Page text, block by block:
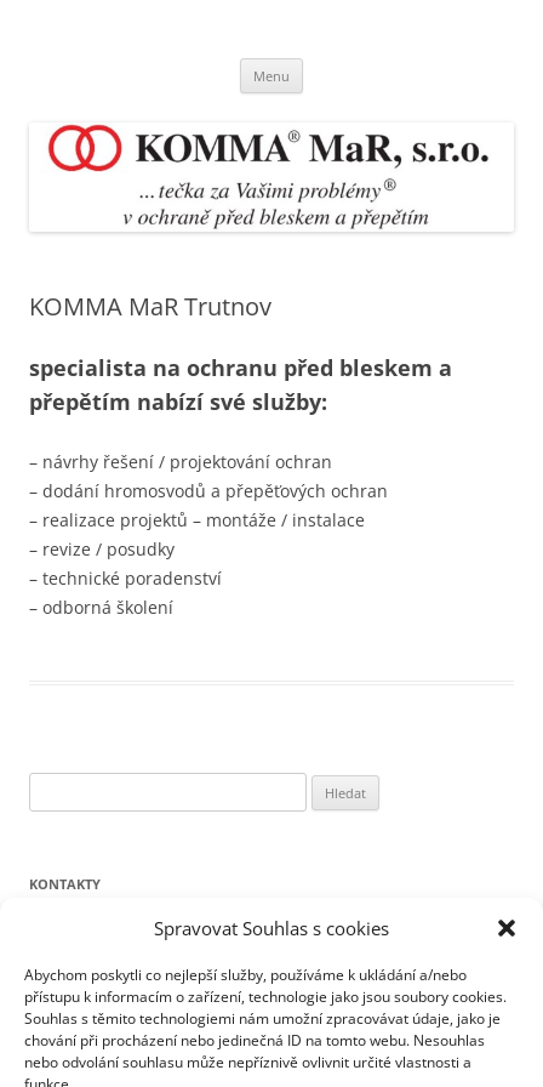
Spravovat Souhlas s cookies
Abychom poskytli co nejlepší služby, používáme k ukládání a/nebo
přístupu k informacím o zařízení, technologie jako jsou soubory cookies.
Souhlas s těmito technologiemi nám umožní zpracovávat údaje, jako je
chování při procházení nebo jedinečná ID na tomto webu. Nesouhlas
nebo odvolání souhlasu může nepříznivě ovlivnit určité vlastnosti a
Menu
KOMMA MaR Trutnov
specialista na ochranu před bleskem a
přepětím nabízí své služby:
– návrhy řešení / projektování ochran
– dodání hromosvodů a přepěťových ochran
– realizace projektů – montáže / instalace
– revize / posudky
– technické poradenství
– odborná školení
KONTAKTY
KOMMA MaR, s.r.o.
Lipová 93, Trutnov
telefon:499 826 109
mobil:603 816 081